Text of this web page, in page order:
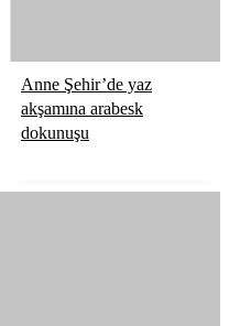
Anne Şehir’de yaz
akşamına arabesk
dokunuşu